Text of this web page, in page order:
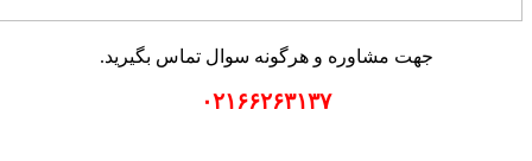
جهت مشاوره و هرگونه سوال تماس بگیرید.
۰۲۱۶۶۲۶۳۱۳۷